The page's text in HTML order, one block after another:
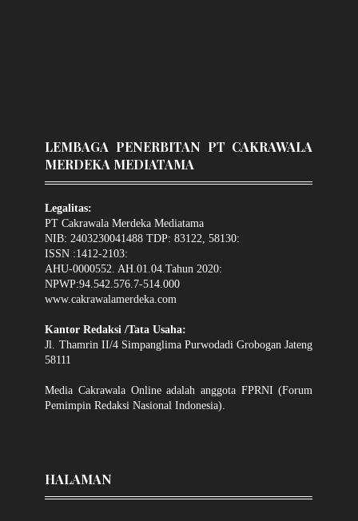
LEMBAGA PENERBITAN PT CAKRAWALA
MERDEKA MEDIATAMA
Legalitas:
PT Cakrawala Merdeka Mediatama
NIB: 2403230041488 TDP: 83122, 58130:
ISSN :1412-2103:
AHU-0000552. AH.01.04.Tahun 2020:
NPWP:94.542.576.7-514.000
www.cakrawalamerdeka.com
Kantor Redaksi /Tata Usaha:
Jl. Thamrin II/4 Simpanglima Purwodadi Grobogan Jateng
58111
Media Cakrawala Online adalah anggota FPRNI (Forum
Pemimpin Redaksi Nasional Indonesia).
HALAMAN